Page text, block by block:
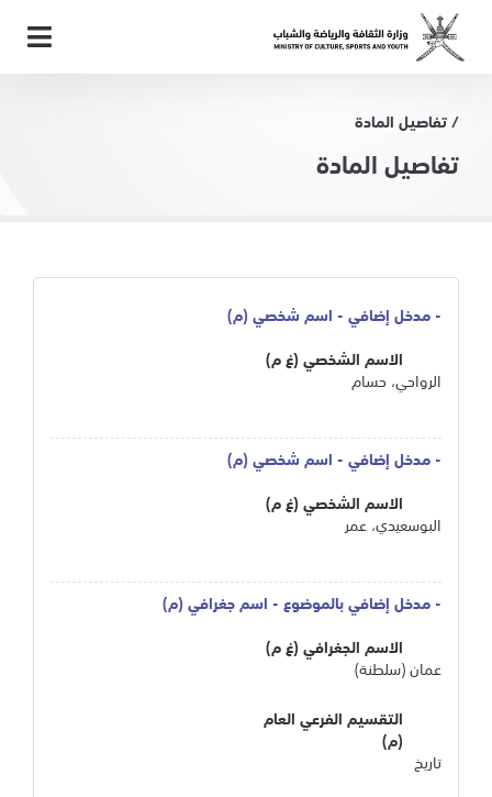
/ تفاصيل المادة
تفاصيل المادة
- مدخل إضافي - اسم شخصي (م)
الاسم الشخصي (غ م)
الرواحي، حسام
- مدخل إضافي - اسم شخصي (م)
الاسم الشخصي (غ م)
البوسعيدي، عمر
- مدخل إضافي بالموضوع - اسم جغرافي (م)
الاسم الجغرافي (غ م)
عمان (سلطنة)
التقسيم الفرعي العام
(م)
تاريخ